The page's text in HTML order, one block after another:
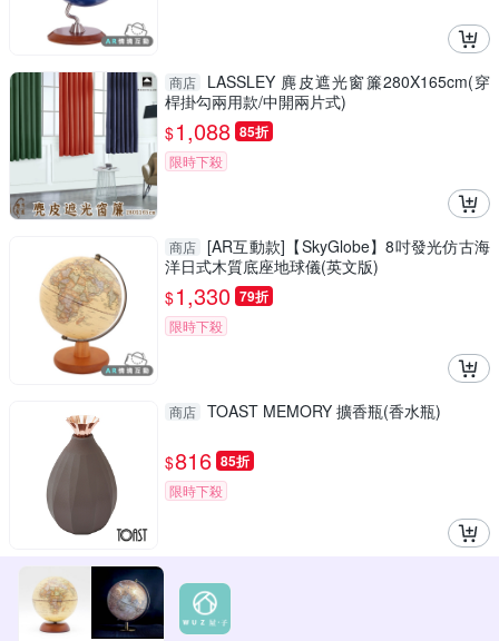
商店
LASSLEY 麂皮遮光窗簾280X165cm(穿
桿掛勾兩用款/中開兩片式)
$1,088 85折
限時下殺
商店 [AR互動款]【SkyGlobe】8吋發光仿古海
洋日式木質底座地球儀(英文版)
$1,330 79折
限時下殺
商店 TOAST MEMORY 擴香瓶(香水瓶)
$816 85折
限時下殺